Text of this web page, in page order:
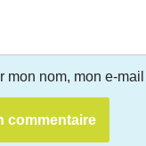
mon nom, mon e-